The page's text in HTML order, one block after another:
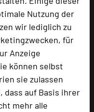
Nutzung der
wir lediglich zu
für
Anzeige
können selbst
sie zulassen
dass auf Basis ihrer
mehr alle